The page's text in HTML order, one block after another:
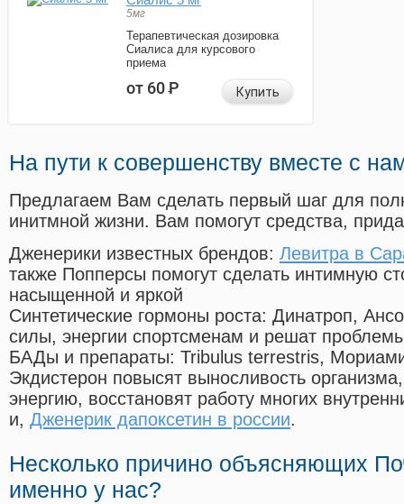
5мг
Терапевтическая дозировка
Сиалиса для курсового
приема
от 60Р Купить
На пути к совершенству вместе с
Предлагаем Вам сделать первый шаг для
инитмной жизни. Вам помогут средства,
Дженерики известных брендов: Левитра в
также Попперсы помогут сделать интимную
насыщенной и яркой
Синтетические гормоны роста: Динатроп,
силы, энергии спортсменам и решат
БАДы и препараты: Tribulus terrestris,
Экдистерон повысят выносливость
энергию, восстановят работу многих
и, Дженерик дапоксетин в россии.
Несколько причино объясняющих
именно у нас?